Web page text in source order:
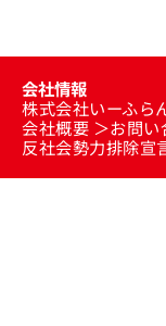
会社情報
株式会社いーふら
会社概要
お問い
反社会勢力排除宣